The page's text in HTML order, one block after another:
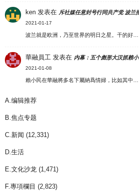
ken 发表在 斥社媒任意封号行同共产党 波兰
2021-01-17
波兰就是欧洲，乃至世界的明日之星。干的好…
華融員工 发表在 内幕：五个彪形大汉抓赖
2021-01-08
賴小民在華融將多名下屬納爲情婦，比如其中…
A.编辑推荐
B.焦点专题
C.新闻 (12,331)
D.生活
E.文化沙龙 (1,471)
F.專項欄目 (2,823)